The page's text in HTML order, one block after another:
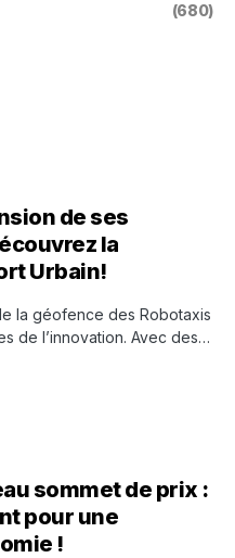
(680)
de ses
la
Urbain!
la géofence des Robotaxis
de l’innovation. Avec des…
sommet de prix :
pour une
!